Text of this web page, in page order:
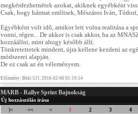
megkérdezhetnétek azokat, akiknek egyébként
Csak, hogy hármat említsek, Mészáros Iván,
Egyébként volt idő, amikor lett volna realitása a
vonni, régen... De akkor is csak akkor, ha az
hozzáállni, mint ahogy később állt.
Tönkretettetek mindent, újra kellene kezdeni az
módszerei alapján.
De ez csak az én véleményem.
Előzmény: Büki 521. 2016-02-06 01:19:54
MARB - Rallye Sprint Bajnokság
Új hozzászólás írása
|<
<< < 1 2 3 4